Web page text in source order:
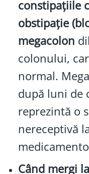
constipațiile
obstipație
megacolon
colonului,
normal.
după luni de
reprezintă o
nereceptivă
Când mergi